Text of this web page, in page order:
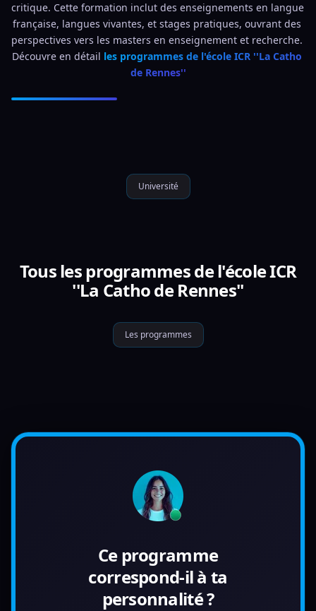
critique. Cette formation inclut des enseignements en langue
française, langues vivantes, et stages pratiques, ouvrant des
Découvre en détail les programmes de l'école ICR ''La Catho
de Rennes''
Université
Tous les programmes de l'école ICR
''La Catho de Rennes''
Les programmes
Ce programme
correspond-il à ta
personnalité ?